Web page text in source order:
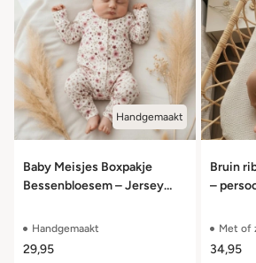
Handgemaakt
Baby Meisjes Boxpakje
Bessenbloesem – Jersey
Handgemaakt
29,95
Bruin
–
Met of
34,95